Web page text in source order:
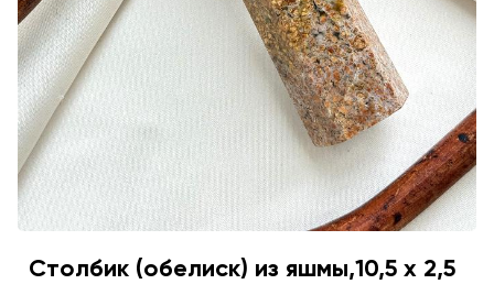
Столбик (обелиск) из яшмы,10,5 х 2,5